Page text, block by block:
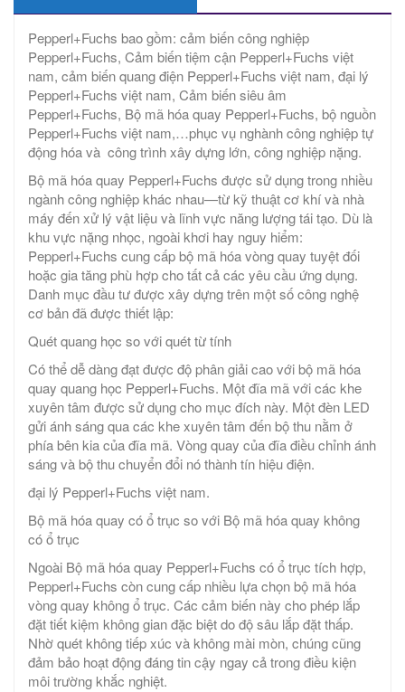
Pepperl+Fuchs bao gồm: cảm biến công nghiệp
Pepperl+Fuchs, Cảm biến tiệm cận Pepperl+Fuchs việt
nam, cảm biến quang điện Pepperl+Fuchs việt nam, đại lý
Pepperl+Fuchs việt nam, Cảm biến siêu âm
Pepperl+Fuchs, Bộ mã hóa quay Pepperl+Fuchs, bộ nguồn
Pepperl+Fuchs việt nam,…phục vụ nghành công nghiệp tự
động hóa và công trình xây dựng lớn, công nghiệp nặng.
Bộ mã hóa quay Pepperl+Fuchs được sử dụng trong nhiều
ngành công nghiệp khác nhau—từ kỹ thuật cơ khí và nhà
máy đến xử lý vật liệu và lĩnh vực năng lượng tái tạo. Dù là
khu vực nặng nhọc, ngoài khơi hay nguy hiểm:
Pepperl+Fuchs cung cấp bộ mã hóa vòng quay tuyệt đối
hoặc gia tăng phù hợp cho tất cả các yêu cầu ứng dụng.
Danh mục đầu tư được xây dựng trên một số công nghệ
cơ bản đã được thiết lập:
Quét quang học so với quét từ tính
Có thể dễ dàng đạt được độ phân giải cao với bộ mã hóa
quay quang học Pepperl+Fuchs. Một đĩa mã với các khe
xuyên tâm được sử dụng cho mục đích này. Một đèn LED
gửi ánh sáng qua các khe xuyên tâm đến bộ thu nằm ở
phía bên kia của đĩa mã. Vòng quay của đĩa điều chỉnh ánh
sáng và bộ thu chuyển đổi nó thành tín hiệu điện.
đại lý Pepperl+Fuchs việt nam.
Bộ mã hóa quay có ổ trục so với Bộ mã hóa quay không
có ổ trục
Ngoài Bộ mã hóa quay Pepperl+Fuchs có ổ trục tích hợp,
Pepperl+Fuchs còn cung cấp nhiều lựa chọn bộ mã hóa
vòng quay không ổ trục. Các cảm biến này cho phép lắp
đặt tiết kiệm không gian đặc biệt do độ sâu lắp đặt thấp.
Nhờ quét không tiếp xúc và không mài mòn, chúng cũng
đảm bảo hoạt động đáng tin cậy ngay cả trong điều kiện
môi trường khắc nghiệt.